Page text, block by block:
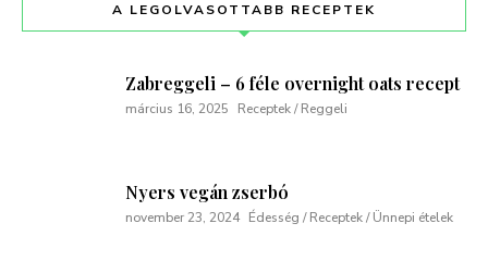
A LEGOLVASOTTABB RECEPTEK
Zabreggeli – 6 féle overnight oats recept
március 16, 2025 Receptek / Reggeli
Nyers vegán zserbó
november 23, 2024 Édesség / Receptek / Ünnepi ételek